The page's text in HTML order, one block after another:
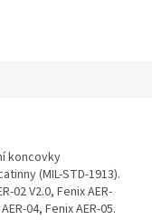
koncovky
(MIL-STD-1913).
02 V2.0, Fenix AER-
04, Fenix AER-05.